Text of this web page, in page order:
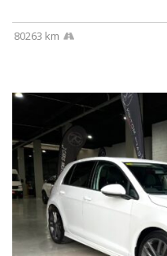
80263 km